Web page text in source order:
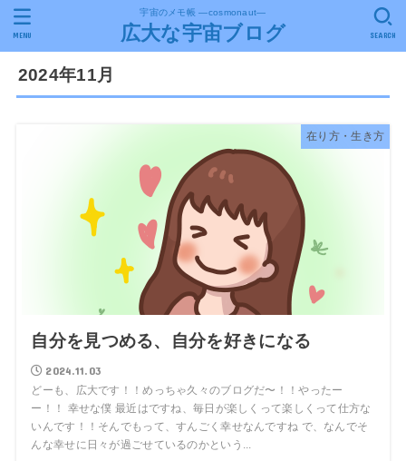
宇宙のメモ帳 ―cosmonaut―
広大な宇宙ブログ SEARCH
MENU
2024年11月
在り方・生き方
自分を見つめる、自分を好きになる
2024.11.03
どーも、広大です！！めっちゃ久々のブログだ〜！！やったー
ー！！ 幸せな僕 最近はですね、毎日が楽しくって楽しくって仕方な
いんです！！そんでもって、すんごく幸せなんですね で、なんでそ
んな幸せに日々が過ごせているのかという...